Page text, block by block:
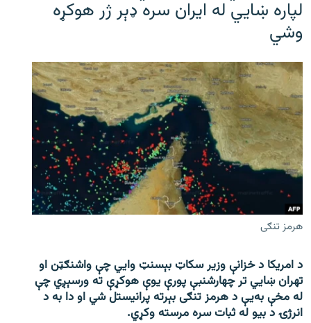
لپاره ښایي له ایران سره ډېر ژر هوکړه
وشي
هرمز تنګی
د امریکا د خزانې وزیر سکاټ بېسنټ وایي چې واشنګټن او
تهران ښايي تر چهارشنبې پورې یوې هوکړې ته ورسېږي چې
له مخې به‌یې د هرمز تنګی بېرته پرانیستل شي او دا به د
انرژۍ د بیو له ثبات سره مرسته وکړي.